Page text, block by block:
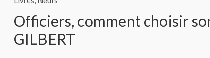
Officiers, comment choisir
GILBERT